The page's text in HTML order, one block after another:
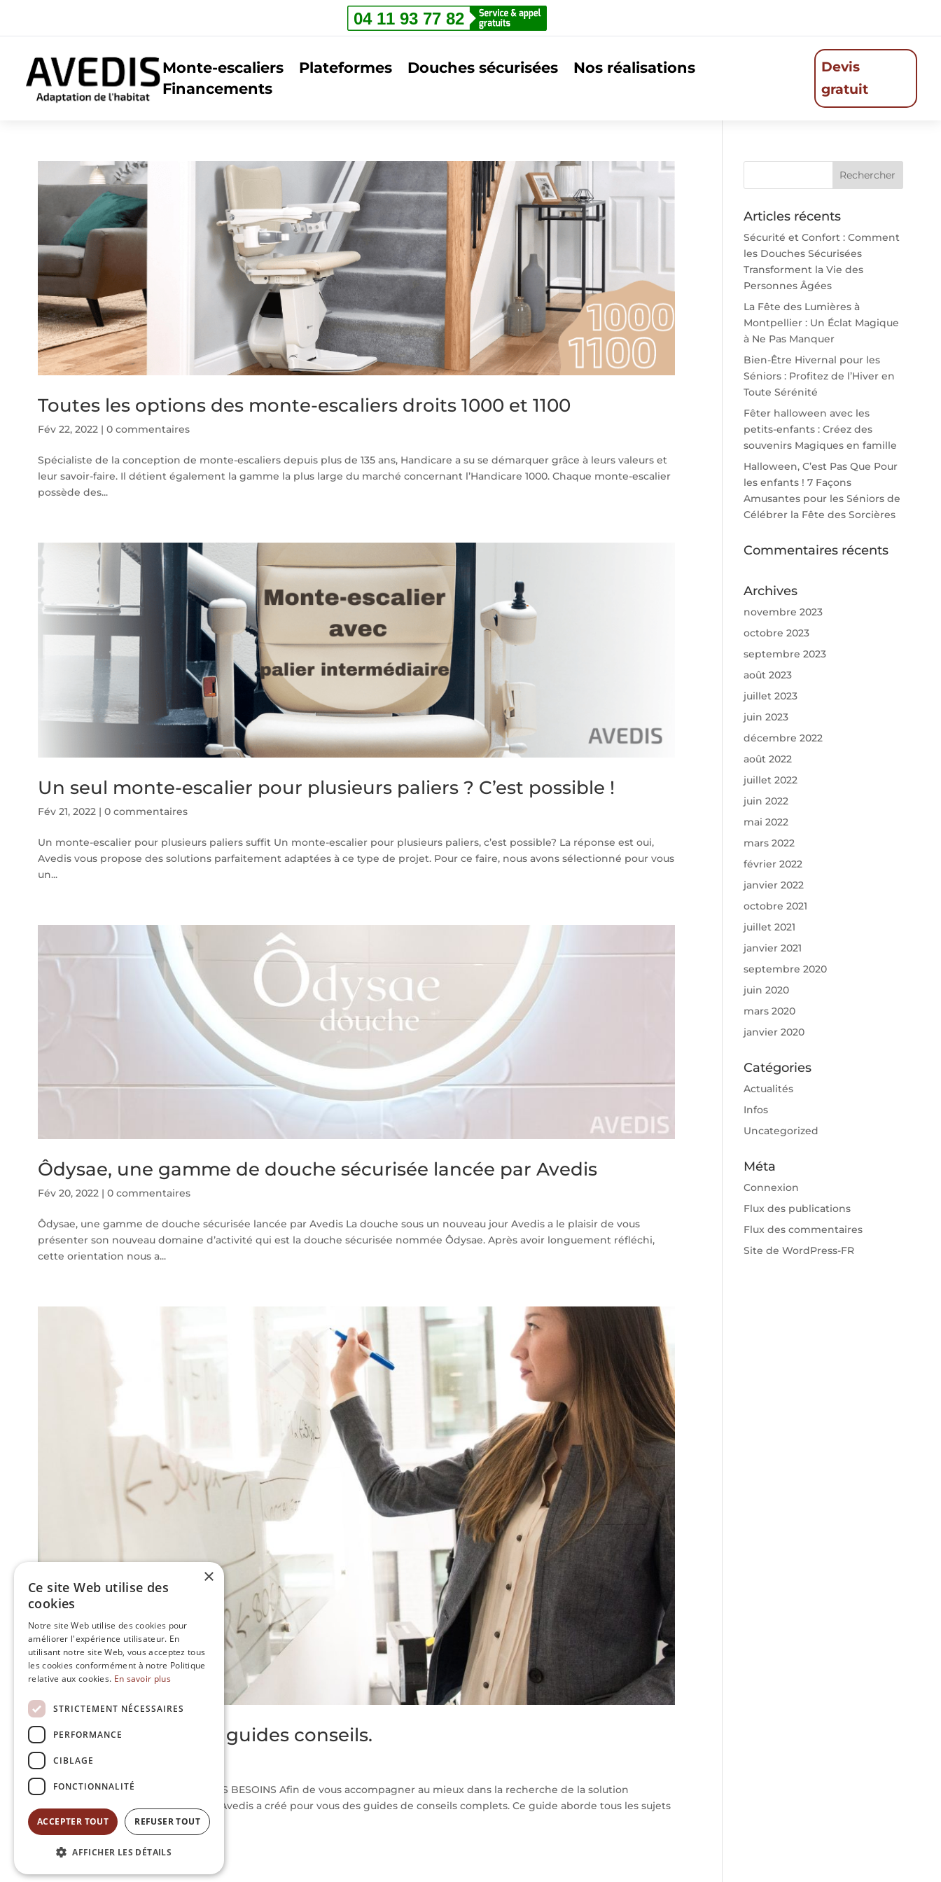
Monte-escaliers Plateformes Douches sécurisées
Nos réalisations
Financements
Devis
gratuit
Toutes les options des monte-escaliers droits 1000 et 1100
Fév 22, 2022| 0 commentaires
Spécialiste de la conception de monte-escaliers depuis plus de 135 ans, Handicare a su se démarquer grâce à leurs valeurs et
leur savoir-faire. Il détient également la gamme la plus large du marché concernant l’Handicare 1000. Chaque monte-escalier
possède des...
Un seul monte-escalier pour plusieurs paliers ? C’est possible !
Fév 21, 2022| 0 commentaires
Un monte-escalier pour plusieurs paliers suffit Un monte-escalier pour plusieurs paliers, c’est possible? La réponse est oui,
Avedis vous propose des solutions parfaitement adaptées à ce type de projet. Pour ce faire, nous avons sélectionné pour vous
un...
Ôdysae, une gamme de douche sécurisée lancée par Avedis
Fév 20, 2022| 0 commentaires
Ôdysae, une gamme de douche sécurisée lancée par Avedis La douche sous un nouveau jour Avedis a le plaisir de vous
présenter son nouveau domaine d’activité qui est la douche sécurisée nommée Ôdysae. Après avoir longuement réfléchi,
cette orientation nous a...
Avedis présente ses guides conseils.
Fév 18, 2022
LES GUIDES, POUR REPONDRE A VOS BESOINS Afin de vous accompagner au mieux dans la recherche de la solution
d’autonomie qui vous sera adaptée, Avedis a créé pour vous des guides de conseils complets. Ce guide aborde tous les sujets
importants, pratiques et...
Articles récents
Sécurité et Confort : Comment
les Douches Sécurisées
Transforment la Vie des
Personnes Âgées
La Fête des Lumières à
Montpellier : Un Éclat Magique
à Ne Pas Manquer
Bien-Être Hivernal pour les
Séniors : Profitez de l’Hiver en
Toute Sérénité
Fêter halloween avec les
petits-enfants : Créez des
souvenirs Magiques en famille
Halloween, C’est Pas Que Pour
les enfants ! 7 Façons
Amusantes pour les Séniors de
Célébrer la Fête des Sorcières
Commentaires récents
Archives
novembre 2023
octobre 2023
septembre 2023
août 2023
juillet 2023
juin 2023
décembre 2022
août 2022
juillet 2022
juin 2022
mai 2022
mars 2022
février 2022
janvier 2022
octobre 2021
juillet 2021
janvier 2021
septembre 2020
juin 2020
mars 2020
janvier 2020
Catégories
Actualités
Infos
Uncategorized
Méta
Connexion
Flux des publications
Flux des commentaires
Site de WordPress-FR
×
Ce site Web utilise des
cookies
Notre site Web utilise des cookies pour
améliorer l'expérience utilisateur. En
utilisant notre site Web, vous acceptez tous
les cookies conformément à notre Politique
relative aux cookies. En savoir plus
STRICTEMENT NÉCESSAIRES
PERFORMANCE
CIBLAGE
FONCTIONNALITÉ
ACCEPTER TOUT REFUSER TOUT
AFFICHER LES DÉTAILS